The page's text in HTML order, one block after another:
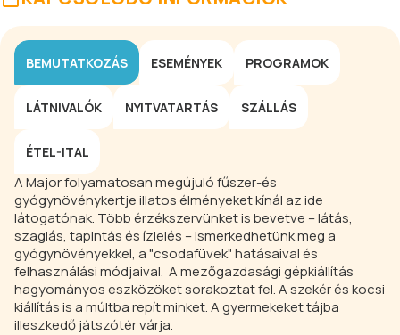
BEMUTATKOZÁS ESEMÉNYEK PROGRAMOK
LÁTNIVALÓK NYITVATARTÁS SZÁLLÁS
ÉTEL-ITAL
A Major folyamatosan megújuló fűszer-és
gyógynövénykertje illatos élményeket kínál az ide
látogatónak. Több érzékszervünket is bevetve – látás,
szaglás, tapintás és ízlelés – ismerkedhetünk meg a
gyógynövényekkel, a "csodafüvek" hatásaival és
felhasználási módjaival. A mezőgazdasági gépkiállítás
hagyományos eszközöket sorakoztat fel. A szekér és kocsi
kiállítás is a múltba repít minket. A gyermekeket tájba
illeszkedő játszótér várja.